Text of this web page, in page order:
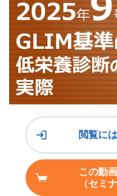
閲覧に
この動
（セミ